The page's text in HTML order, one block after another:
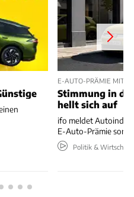
E-AUTO-PRÄMIE MIT
Stimmung in
hellt sich auf
ifo meldet
E-Auto-Prämie
Politik & Wirtschaft